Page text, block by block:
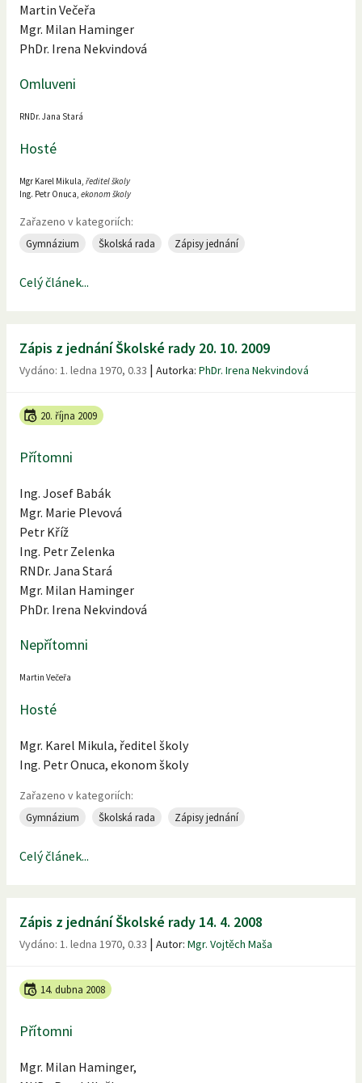
Martin Večeřa
Mgr. Milan Haminger
PhDr. Irena Nekvindová
Omluveni
RNDr. Jana Stará
Hosté
Mgr Karel Mikula, ředitel školy
Ing. Petr Onuca, ekonom školy
Zařazeno v kategoriích:
Gymnázium Školská rada Zápisy jednání
Celý článek...
Zápis z jednání Školské rady 20. 10. 2009
Vydáno: 1. ledna 1970, 0.33 | Autorka: PhDr. Irena Nekvindová
20. října 2009
Přítomni
Ing. Josef Babák
Mgr. Marie Plevová
Petr Kříž
Ing. Petr Zelenka
RNDr. Jana Stará
Mgr. Milan Haminger
PhDr. Irena Nekvindová
Nepřítomni
Martin Večeřa
Hosté
Mgr. Karel Mikula, ředitel školy
Ing. Petr Onuca, ekonom školy
Zařazeno v kategoriích:
Gymnázium Školská rada Zápisy jednání
Celý článek...
Zápis z jednání Školské rady 14. 4. 2008
Vydáno: 1. ledna 1970, 0.33 | Autor: Mgr. Vojtěch Maša
14. dubna 2008
Přítomni
Mgr. Milan Haminger,